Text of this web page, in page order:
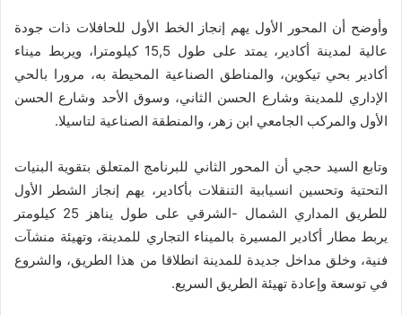
وأوضح أن المحور الأول يهم إنجاز الخط الأول للحافلات ذات جودة
عالية لمدينة أكادير، يمتد على طول 15,5 كيلومترا، ويربط ميناء
أكادير بحي تيكوين، والمناطق الصناعية المحيطة به، مرورا بالحي
الإداري للمدينة وشارع الحسن الثاني، وسوق الأحد وشارع الحسن
الأول والمركب الجامعي ابن زهر، والمنطقة الصناعية لتاسيلا.
وتابع السيد حجي أن المحور الثاني للبرنامج المتعلق بتقوية البنيات
التحتية وتحسين انسيابية التنقلات بأكادير، يهم إنجاز الشطر الأول
للطريق المداري الشمال -الشرقي على طول يناهز 25 كيلومتر
يربط مطار أكادير المسيرة بالميناء التجاري للمدينة، وتهيئة منشآت
فنية، وخلق مداخل جديدة للمدينة انطلاقا من هذا الطريق، والشروع
في توسعة وإعادة تهيئة الطريق السريع.